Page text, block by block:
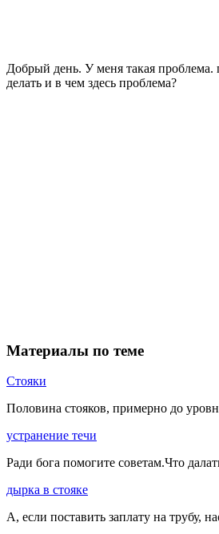
Добрый день. У меня такая проблема.
делать и в чем здесь проблема?
Материалы по теме
Стояки
Половина стояков, примерно до
устранение течи
Ради бога помогите советам.Что
дырка в стояке
А, если поставить заплату на трубу,